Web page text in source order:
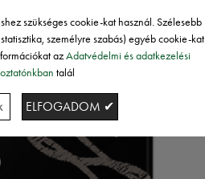
szükséges cookie-kat használ. Szélesebb
személyre szabás) egyéb cookie-kat
azAdatvédelmi és adatkezelési
talál
ELFOGADOM ✔